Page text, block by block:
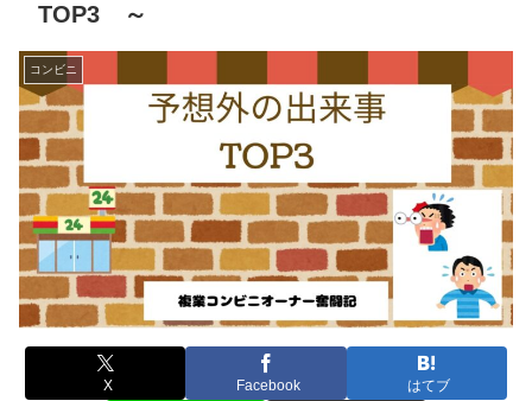
TOP3 ～
コンビニ
X Facebook はてブ